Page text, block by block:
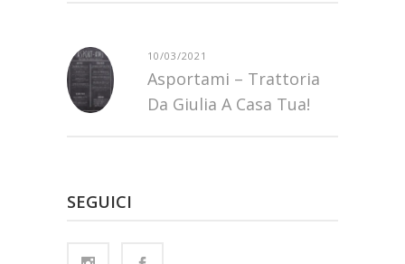
10/03/2021
Asportami – Trattoria
Da Giulia A Casa Tua!
SEGUICI